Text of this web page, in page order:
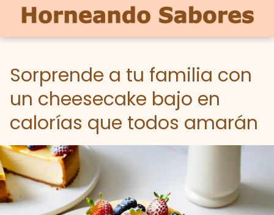
Sorprende a tu familia con
un cheesecake bajo en
calorías que todos amarán